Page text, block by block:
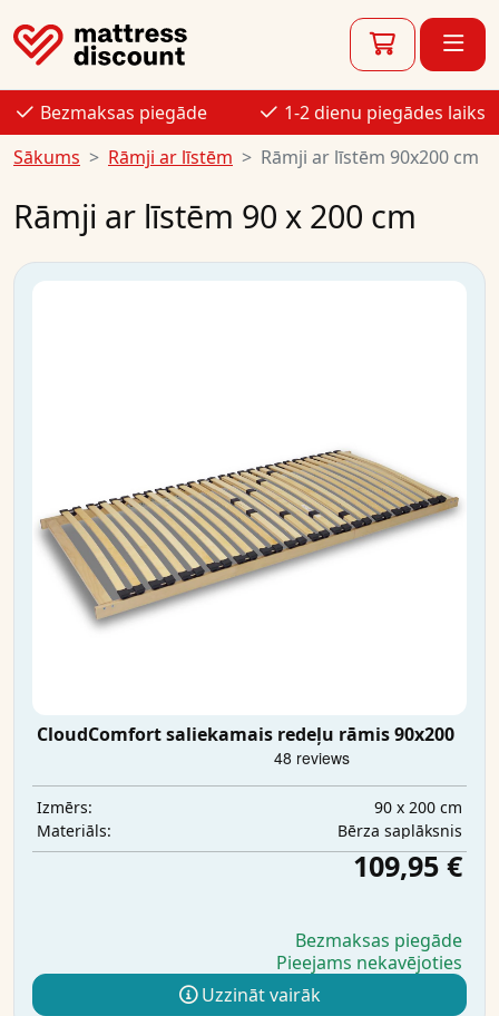
Bezmaksas piegāde
1-2 dienu piegādes laiks
Sākums
Rāmji ar līstēm Rāmji ar līstēm 90x200 cm
Rāmji ar līstēm 90 x 200 cm
CloudComfort saliekamais redeļu rāmis 90x200
Izmērs:
90 x 200 cm
Materiāls:
Bērza saplāksnis
109,95 €
Bezmaksas piegāde
Pieejams nekavējoties
Uzzināt vairāk